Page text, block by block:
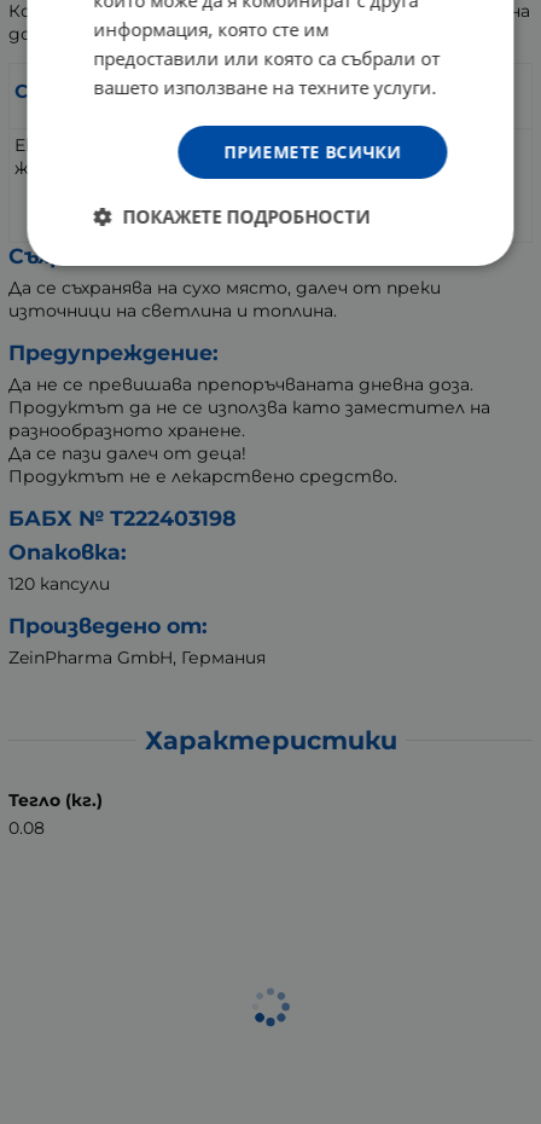
Консумацията е добре да бъде последвана от прием на
достатъчно вода.
Съставки:
За 1
капсула:
Екстракт от корен на Сибирски
женшен,
от който Елеутерозиди
225 mg
Съхранение:
Да се съхранява на сухо място, далеч от преки
източници на светлина и топлина.
Предупреждение:
Да не се превишава препоръчваната дневна доза.
Продуктът да не се използва като заместител на
разнообразното хранене.
Да се пази далеч от деца!
Продуктът не е лекарствено средство.
БАБХ № Т222403198
Опаковка:
120 капсули
Произведено от:
ZeinPharma GmbH, Германия
Характеристики
Тегло (кг.)
0.08
информация, която сте им
предоставили или която са събрали от
вашето използване на техните услуги.
ПРИЕМЕТЕ ВСИЧКИ
ПОКАЖЕТЕ ПОДРОБНОСТИ